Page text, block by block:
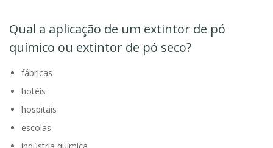
Qual a aplicação de um extintor de pó
químico ou extintor de pó seco?
fábricas
hotéis
hospitais
escolas